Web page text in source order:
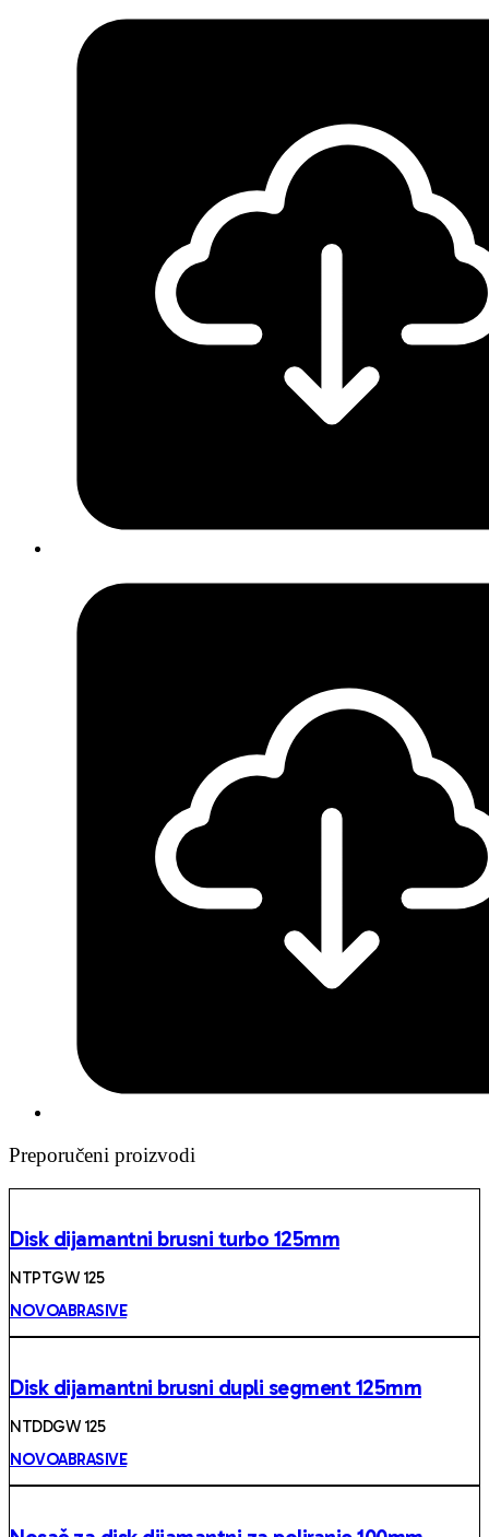
Preporučeni proizvodi
Disk dijamantni brusni turbo 125mm
NTPTGW 125
NOVOABRASIVE
Disk dijamantni brusni dupli segment 125mm
NTDDGW 125
NOVOABRASIVE